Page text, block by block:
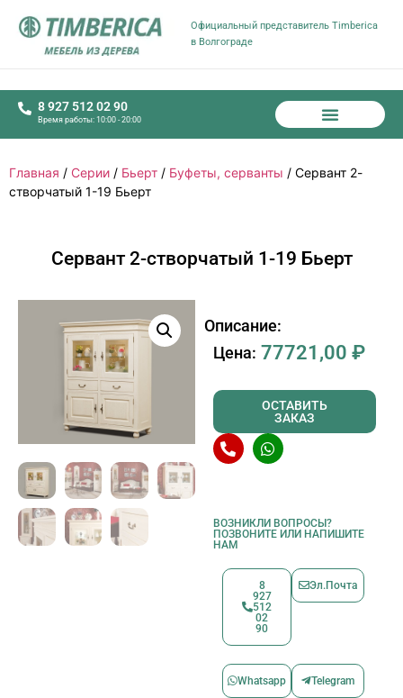
Официальный представитель Timberica
в Волгограде
8 927 512 02 90
Время работы: 10:00 - 20:00
Главная / Серии / Бьерт / Буфеты, серванты / Сервант 2-
створчатый 1-19 Бьерт
Сервант 2-створчатый 1-19 Бьерт
Описание:
Цена: 77721,00 ₽
ОСТАВИТЬ
ЗАКАЗ
ВОЗНИКЛИ ВОПРОСЫ?
ПОЗВОНИТЕ ИЛИ НАПИШИТЕ
НАМ
8
927
512
02
90
Эл.Почта
Whatsapp Telegram